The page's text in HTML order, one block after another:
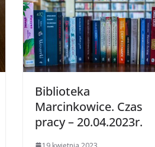
Biblioteka
Marcinkowice. Czas
pracy – 20.04.2023r.